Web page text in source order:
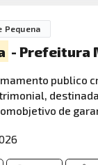
Pequena
- Prefeitura
publico
de